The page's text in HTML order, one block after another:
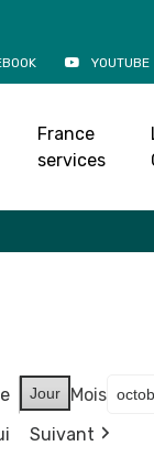
YOUTUBE
France
services
Jour Mois
Suivant